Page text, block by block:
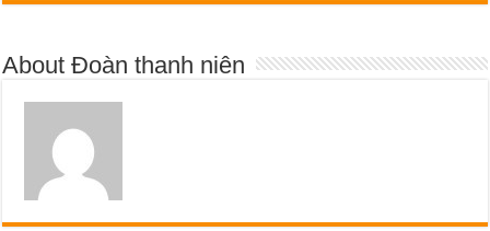
About Đoàn thanh niên